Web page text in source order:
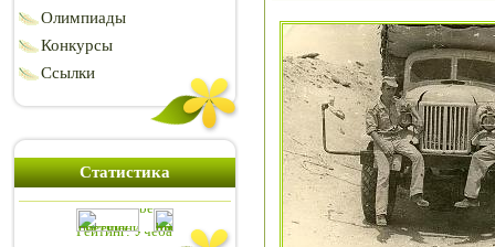
Олимпиады
Конкурсы
Ссылки
Статистика